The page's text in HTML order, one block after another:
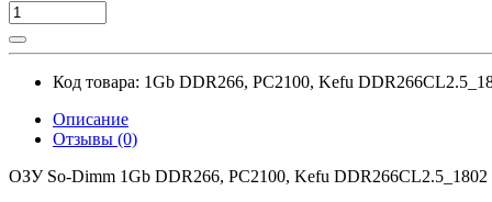
Код товара: 1Gb DDR266, PC2100, Kefu
Описание
Отзывы (0)
ОЗУ So-Dimm 1Gb DDR266, PC2100, Kefu DDR266CL2.5_1802